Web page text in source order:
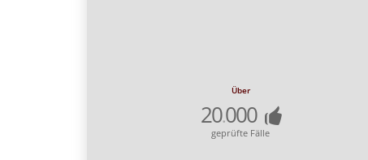
Über
20.000
geprüfte Fälle